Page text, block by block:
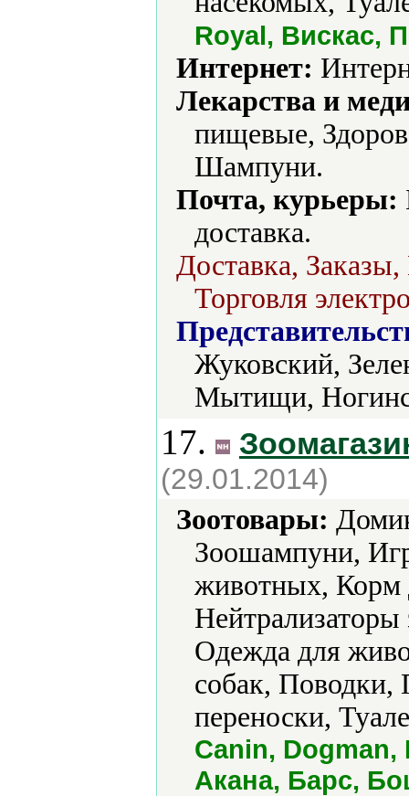
Royal, Вискас,
Интернет:
Лекарства и
пищевые,
Шампуни.
Почта, курьеры:
доставка.
Доставка,
Торговля
Жуковский,
Мытищи,
17.
(29.01.2014)
Зоотовары:
Зоошампуни,
животных, Корм
Одежда для
собак,
переноски,
Canin, Dogman,
Акана, Барс,